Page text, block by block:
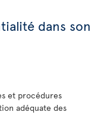
dans son
et procédures
adéquate des